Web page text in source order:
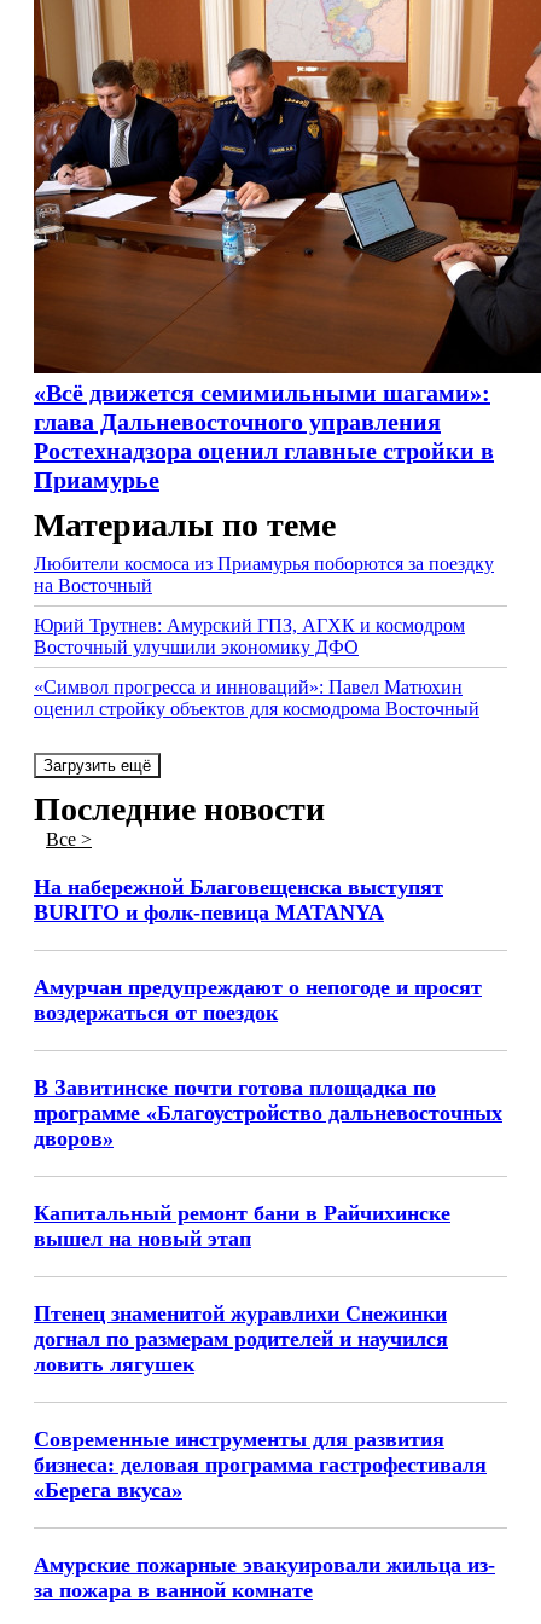
«Всё движется семимильными шагами»:
глава Дальневосточного управления
Ростехнадзора оценил главные стройки в
Приамурье
Материалы по теме
Любители космоса из Приамурья поборются за поездку
на Восточный
Юрий Трутнев: Амурский ГПЗ, АГХК и космодром
Восточный улучшили экономику ДФО
«Символ прогресса и инноваций»: Павел Матюхин
оценил стройку объектов для космодрома Восточный
Загрузить ещё
Последние новости
Все >
На набережной Благовещенска выступят
BURITO и фолк-певица MATANYA
Амурчан предупреждают о непогоде и просят
воздержаться от поездок
В Завитинске почти готова площадка по
программе «Благоустройство дальневосточных
дворов»
Капитальный ремонт бани в Райчихинске
вышел на новый этап
Птенец знаменитой журавлихи Снежинки
догнал по размерам родителей и научился
ловить лягушек
Современные инструменты для развития
бизнеса: деловая программа гастрофестиваля
«Берега вкуса»
Амурские пожарные эвакуировали жильца из-
за пожара в ванной комнате